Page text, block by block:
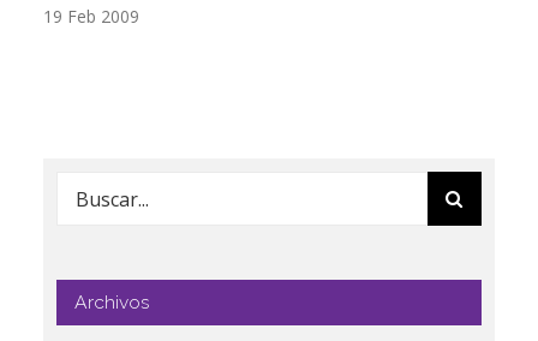
19 Feb 2009
Buscar:
Archivos